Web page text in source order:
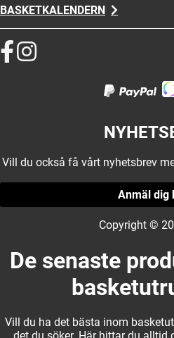
BASKETKALENDERN
Vill du också få vårt nyhetsbrev
Anmäl dig
Copyright ©
De senaste
Vill du ha det bästa inom